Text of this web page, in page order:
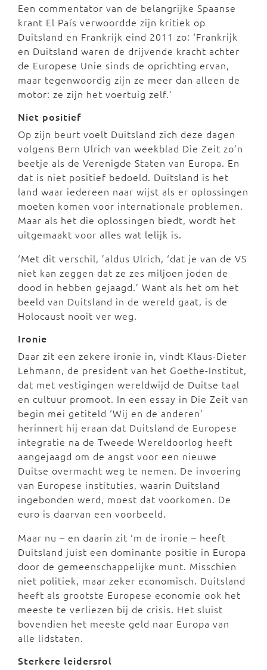
Een commentator van de belangrijke Spaanse
krant El País verwoordde zijn kritiek op
Duitsland en Frankrijk eind 2011 zo: ‘Frankrijk
en Duitsland waren de drijvende kracht achter
de Europese Unie sinds de oprichting ervan,
maar tegenwoordig zijn ze meer dan alleen de
motor: ze zijn het voertuig zelf.’
Niet positief
Op zijn beurt voelt Duitsland zich deze dagen
volgens Bern Ulrich van weekblad Die Zeit zo’n
beetje als de Verenigde Staten van Europa. En
dat is niet positief bedoeld. Duitsland is het
land waar iedereen naar wijst als er oplossingen
moeten komen voor internationale problemen.
Maar als het die oplossingen biedt, wordt het
uitgemaakt voor alles wat lelijk is.
‘Met dit verschil, ’aldus Ulrich, ‘dat je van de VS
niet kan zeggen dat ze zes miljoen joden de
dood in hebben gejaagd.’ Want als het om het
beeld van Duitsland in de wereld gaat, is de
Holocaust nooit ver weg.
Ironie
Daar zit een zekere ironie in, vindt Klaus-Dieter
Lehmann, de president van het Goethe-Institut,
dat met vestigingen wereldwijd de Duitse taal
en cultuur promoot. In een essay in Die Zeit van
begin mei getiteld ‘Wij en de anderen’
herinnert hij eraan dat Duitsland de Europese
integratie na de Tweede Wereldoorlog heeft
aangejaagd om de angst voor een nieuwe
Duitse overmacht weg te nemen. De invoering
van Europese instituties, waarin Duitsland
ingebonden werd, moest dat voorkomen. De
euro is daarvan een voorbeeld.
Maar nu – en daarin zit ‘m de ironie – heeft
Duitsland juist een dominante positie in Europa
door de gemeenschappelijke munt. Misschien
niet politiek, maar zeker economisch. Duitsland
heeft als grootste Europese economie ook het
meeste te verliezen bij de crisis. Het sluist
bovendien het meeste geld naar Europa van
alle lidstaten.
Sterkere leidersrol